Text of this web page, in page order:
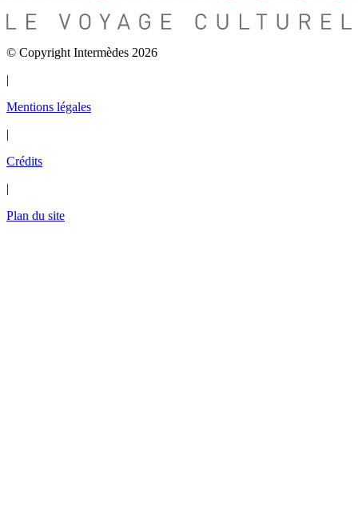
© Copyright Intermèdes 2026
|
Mentions légales
|
Crédits
|
Plan du site